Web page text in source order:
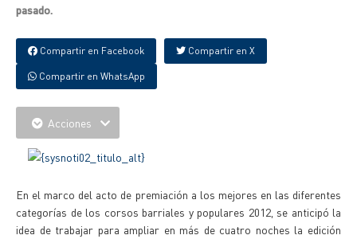
pasado.
Compartir en Facebook Compartir en X
Compartir en WhatsApp
Acciones
En el marco del acto de premiación a los mejores en las diferentes
categorías de los corsos barriales y populares 2012, se anticipó la
idea de trabajar para ampliar en más de cuatro noches la edición